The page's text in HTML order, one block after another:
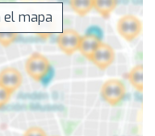
el mapa